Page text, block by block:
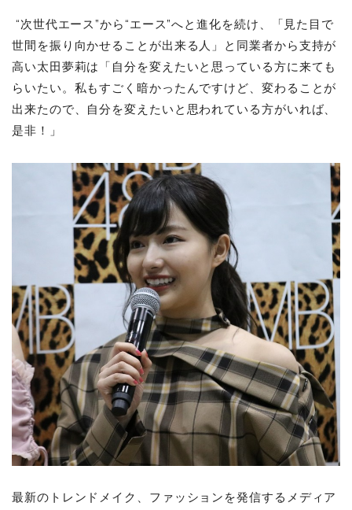
“次世代エース”から“エース”へと進化を続け、「見た目で
世間を振り向かせることが出来る人」と同業者から支持が
高い太田夢莉は「自分を変えたいと思っている方に来ても
らいたい。私もすごく暗かったんですけど、変わることが
出来たので、自分を変えたいと思われている方がいれば、
是非！」
最新のトレンドメイク、ファッションを発信するメディア